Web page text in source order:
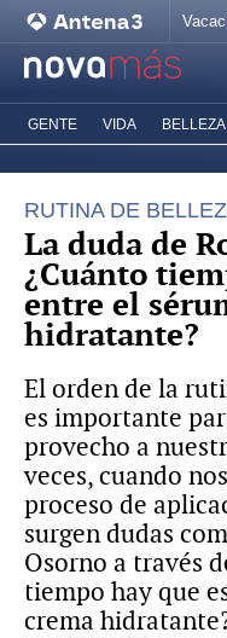
GENTE VIDA BELLEZA
RUTINA DE
La duda de
¿Cuánto
entre el
hidratante?
El orden de la
es importante
provecho a
veces, cuando
proceso de
surgen dudas
Osorno a través
tiempo hay que
crema